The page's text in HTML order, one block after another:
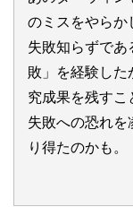
のミスをやらか
失敗知らずであ
敗」を経験した
究成果を残すこ
失敗への恐れを
り得たのかも。